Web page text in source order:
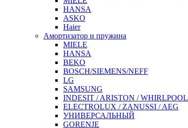
HANSA
ASKO
Haier
Амортизатор и пружина
MIELE
HANSA
BEKO
BOSCH/SIEMENS/NEFF
LG
SAMSUNG
INDESIT / ARISTON / WHIRLPOOL
ELECTROLUX / ZANUSSI / AEG
УНИВЕРСАЛЬНЫЙ
GORENJE